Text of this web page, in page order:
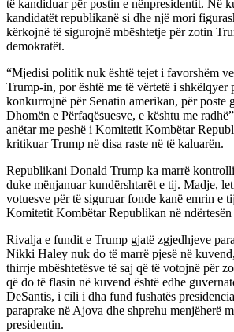
të kandiduar për postin e nënpresidentit. Në
kandidatët republikanë si dhe një mori
kërkojnë të sigurojnë mbështetje për zotin
demokratët.
“Mjedisi politik nuk është tejet i favorshëm
Trump-in, por është me të vërtetë i shkëlqyer
konkurrojnë për Senatin amerikan, për poste
Dhomën e Përfaqësuesve, e kështu me
anëtar me peshë i Komitetit Kombëtar
kritikuar Trump në disa raste në të kaluarën.
Republikani Donald Trump ka marrë
duke mënjanuar kundërshtarët e tij. Madje,
votuesve për të siguruar fonde kanë emrin e
Komitetit Kombëtar Republikan në
Rivalja e fundit e Trump gjatë zgjedhjeve
Nikki Haley nuk do të marrë pjesë në
thirrje mbështetësve të saj që të votojnë për
që do të flasin në kuvend është edhe
DeSantis, i cili i dha fund fushatës
paraprake në Ajova dhe shprehu menjëherë
presidentin.